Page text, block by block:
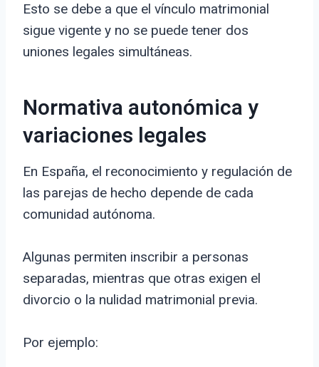
Esto se debe a que el vínculo matrimonial
sigue vigente y no se puede tener dos
uniones legales simultáneas.
Normativa autonómica y
variaciones legales
En España, el reconocimiento y regulación de
las parejas de hecho depende de cada
comunidad autónoma.
Algunas permiten inscribir a personas
separadas, mientras que otras exigen el
divorcio o la nulidad matrimonial previa.
Por ejemplo: